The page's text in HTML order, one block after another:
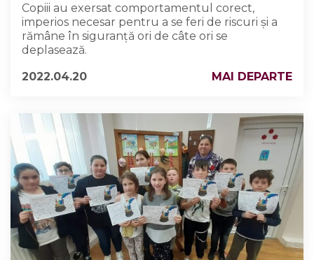
Copiii au exersat comportamentul corect,
imperios necesar pentru a se feri de riscuri și a
rămâne în siguranță ori de câte ori se
deplasează.
2022.04.20
MAI DEPARTE